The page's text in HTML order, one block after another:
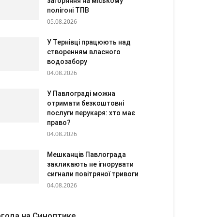
полігоні ТПВ
05.08.2026
У Тернівці працюють над
створенням власного
водозабору
04.08.2026
У Павлограді можна
отримати безкоштовні
послуги перукаря: хто має
право?
04.08.2026
Мешканців Павлограда
закликають не ігнорувати
сигнали повітряної тривоги
04.08.2026